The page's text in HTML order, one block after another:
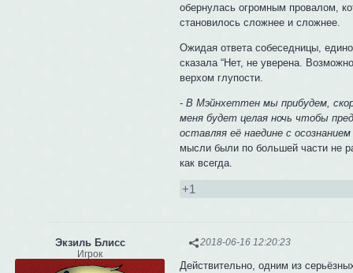
обернулась огромным провалом,
становилось сложнее и сложнее.
Ожидая ответа собеседницы,
сказала “Нет, не уверена.
верхом глупости.
-В Мэйнхеттен мы прибудем,
меня будет целая ночь чтобы
оставляя её наедине с
мысли были по большей части не
как всегда.
+1
2018-06-16 12:20:23
Экзиль Блисс
Игрок
Действительно, одним из